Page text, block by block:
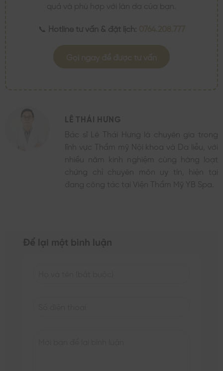
quả và phù hợp với làn da của bạn.
📞 Hotline tư vấn & đặt lịch:
LÊ THÁI HƯNG
Bác sĩ Lê Thái Hưng là chuyên gia trong
lĩnh vực Thẩm mỹ Nội khoa và Da liễu, với
nhiều năm kinh nghiệm cùng hàng loạt
chứng chỉ chuyên môn uy tín, hiện tại
đang công tác tại Viện Thẩm Mỹ YB Spa.
Để lại một bình luận